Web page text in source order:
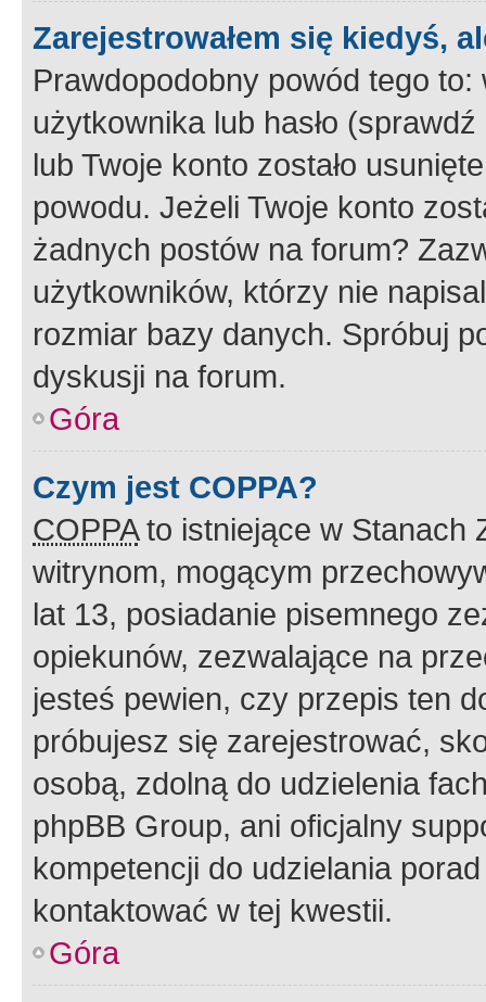
Zarejestrowałem się kiedyś,
Prawdopodobny powód tego to:
użytkownika lub hasło
lub Twoje konto zostało
powodu. Jeżeli Twoje konto
żadnych postów na forum?
użytkowników, którzy nie
rozmiar bazy danych. Spróbuj
dyskusji na forum.
Góra
Czym jest COPPA?
COPPAto istniejące w Stanach
witrynom, mogącym
lat 13, posiadanie pisemnego
opiekunów, zezwalające na
jesteś pewien, czy przepis ten
próbujesz się zarejestrować,
osobą, zdolną do udzielenia
phpBB Group, ani oficjalny
kompetencji do udzielania
kontaktować w tej kwestii.
Góra